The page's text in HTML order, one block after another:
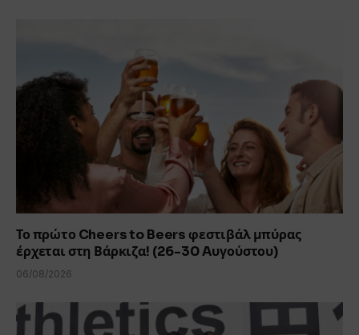
Το πρώτο Cheers to Beers φεστιβάλ μπύρας
έρχεται στη Βάρκιζα! (26-30 Aυγούστου)
06/08/2026